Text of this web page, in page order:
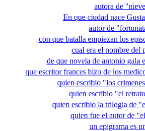
autora de
En que ciudad nace
autor de
con que batalla empiezan los
cual era el nombre del
de que novela de antonio gala
que escritor frances hizo de los
quien escribio "los
quien escribio "el
quien escribio la trilogia de
quien fue el autor de
un epigrama es